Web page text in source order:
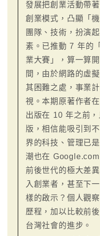
發展把創業活動帶
創業模式，凸顯「
團隊、技術，扮演
素。已推動 7 年的
業大賽」，算一算
間，由於網路的虛
其困難之處，事業
視。本期原著作者
出版在 10 年之前
版，相信能吸引到
界的科技、管理已
潮也在
前後世代的極大差
入創業者，甚至下
樣的啟示？個人觀
歷程，加以比較前
台灣社會的進步。